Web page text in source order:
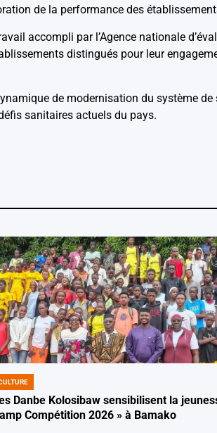
de la performance des
accompli par l’Agence nationale
distingués pour leur
de modernisation du système
sanitaires actuels du pays.
Danbe Kolosibaw sensibilisent la
Compétition 2026 » à Bamako